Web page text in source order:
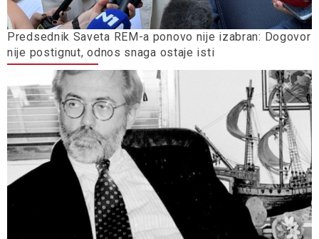
Predsednik Saveta REM-a ponovo nije izabran: Dogovor
nije postignut, odnos snaga ostaje isti